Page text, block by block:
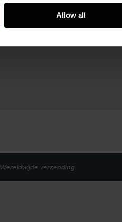
Allow all
100% katoen (Better Cotton)
Wereldwijde verzending